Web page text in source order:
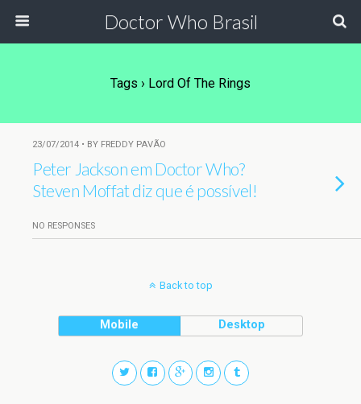
Doctor Who Brasil
Tags › Lord Of The Rings
23/07/2014 • BY FREDDY PAVÃO
Peter Jackson em Doctor Who?
Steven Moffat diz que é possível!
NO RESPONSES
Back to top
Mobile Desktop